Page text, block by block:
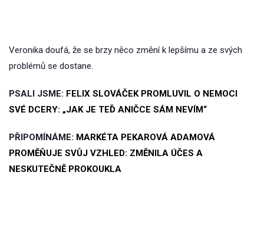
Veronika doufá, že se brzy něco změní k lepšímu a ze svých
problémů se dostane.
PSALI JSME: FELIX SLOVÁČEK PROMLUVIL O NEMOCI
SVÉ DCERY: „JAK JE TEĎ ANIČCE SÁM NEVÍM“
PŘIPOMÍNÁME: MARKÉTA PEKAROVÁ ADAMOVÁ
PROMĚŇUJE SVŮJ VZHLED: ZMĚNILA ÚČES A
NESKUTEČNĚ PROKOUKLA